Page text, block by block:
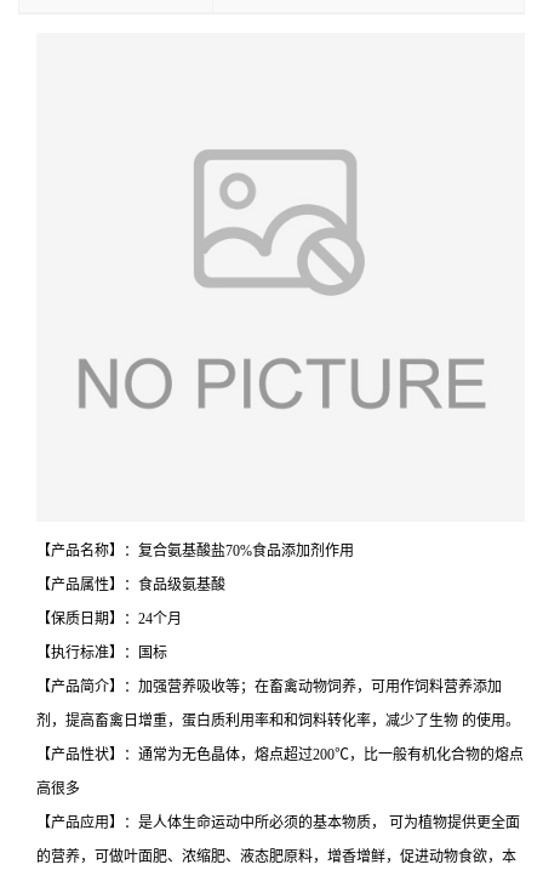
【产品名称】：复合氨基酸盐70%食品添加剂作用
【产品属性】：食品级氨基酸
【保质日期】：24个月
【执行标准】：国标
【产品简介】：加强营养吸收等；在畜禽动物饲养，可用作饲料营养添加
剂，提高畜禽日增重，蛋白质利用率和和饲料转化率，减少了生物 的使用。
【产品性状】：通常为无色晶体，熔点超过200℃，比一般有机化合物的熔点
高很多
【产品应用】：是人体生命运动中所必须的基本物质， 可为植物提供更全面
的营养，可做叶面肥、浓缩肥、液态肥原料，增香增鲜，促进动物食欲，本